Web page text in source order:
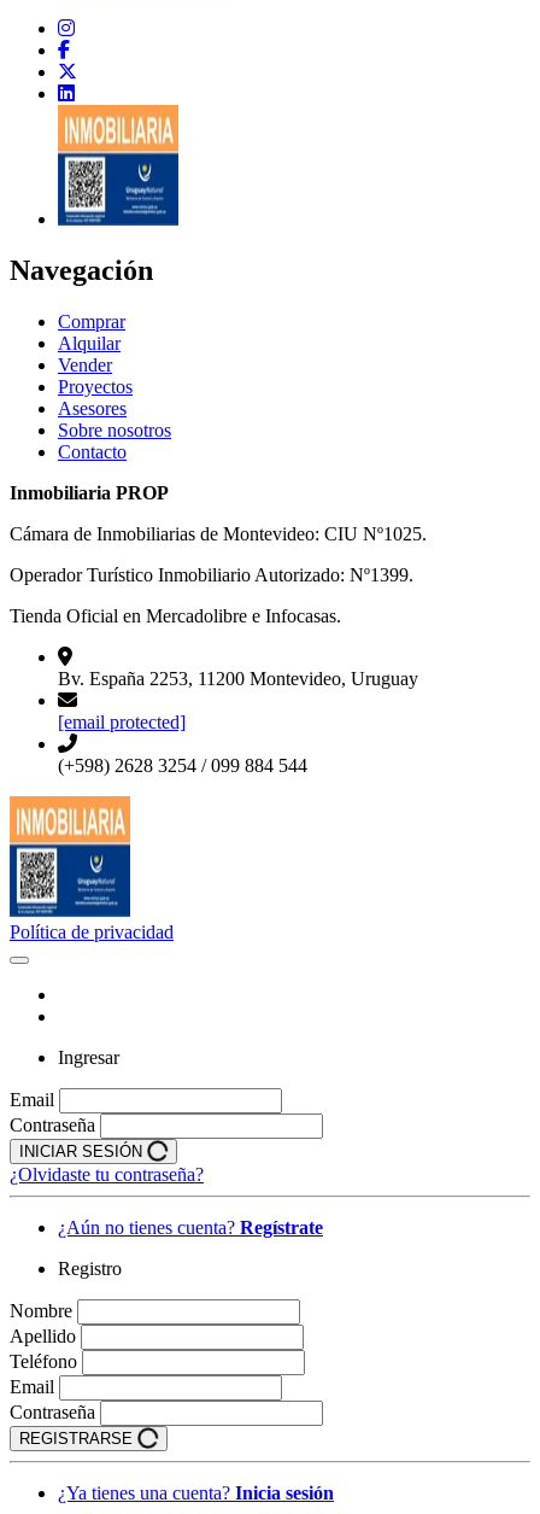
Navegación
Comprar
Alquilar
Vender
Proyectos
Asesores
Sobre nosotros
Contacto
Inmobiliaria PROP
Cámara de Inmobiliarias de Montevideo: CIU Nº1025.
Operador Turístico Inmobiliario Autorizado: Nº1399.
Tienda Oficial en Mercadolibre e Infocasas.
Bv. España 2253, 11200 Montevideo, Uruguay
[email protected]
(+598) 2628 3254 / 099 884 544
Política de privacidad
Ingresar
Email
Contraseña
INICIAR SESIÓN
¿Olvidaste tu contraseña?
¿Aún no tienes cuenta? Regístrate
Registro
Nombre
Apellido
Teléfono
Email
Contraseña
REGISTRARSE
¿Ya tienes una cuenta? Inicia sesión